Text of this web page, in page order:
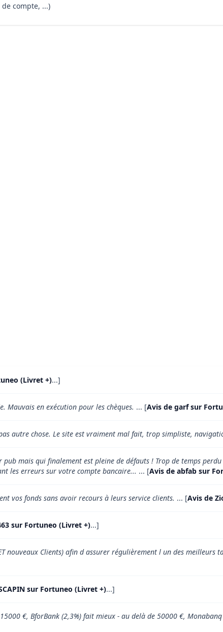
compte, ...)
(Livret +)...]
en exécution pour les chèques. ... [Avis de garf sur
autre chose. Le site est vraiment mal fait, trop simpliste,
mais qui finalement est pleine de défauts ! Trop de temps
les erreurs sur votre compte bancaire... ... [Avis de abfab sur
vos fonds sans avoir recours à leurs service clients. ... [Avis de
sur Fortuneo (Livret +)...]
nouveaux Clients) afin d assurer régulièrement l un des meilleurs
sur Fortuneo (Livret +)...]
€, BforBank (2,3%) fait mieux - au delà de 50000 €,